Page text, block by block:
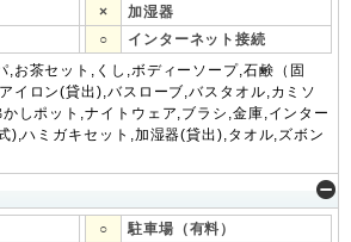
×
加湿器
○
インターネット接続
,お茶セット,くし,ボディーソープ,石鹸（固
イロン(貸出),バスローブ,バスタオル,カミソ
しポット,ナイトウェア,ブラシ,金庫,インター
),ハミガキセット,加湿器(貸出),タオル,ズボン
○
駐車場（有料）